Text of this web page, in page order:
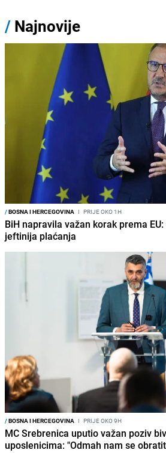
/ Najnovije
/BOSNA I HERCEGOVINA I PRIJE OKO 1H
BiH napravila važan korak prema
jeftinija plaćanja
/BOSNA I HERCEGOVINA I PRIJE OKO 9H
MC Srebrenica uputio važan poziv
uposlenicima: "Odmah nam se